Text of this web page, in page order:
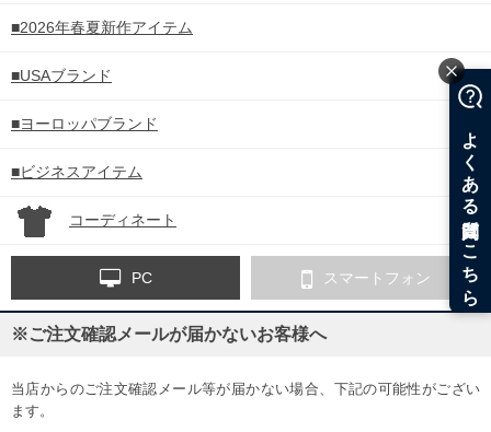
■2026年春夏新作アイテム
■USAブランド
■ヨーロッパブランド
■ビジネスアイテム
コーディネート
PC スマートフォン
※ご注文確認メールが届かないお客様へ
当店からのご注文確認メール等が届かない場合、下記の可能性がござい
ます。